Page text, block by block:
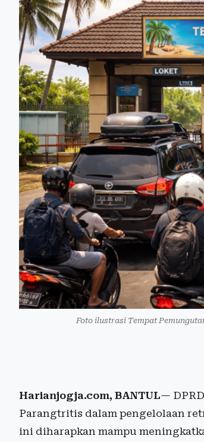
Foto ilustrasi Tempat
Harianjogja.com, BANTUL—
Parangtritis dalam pengelolaan
ini diharapkan mampu